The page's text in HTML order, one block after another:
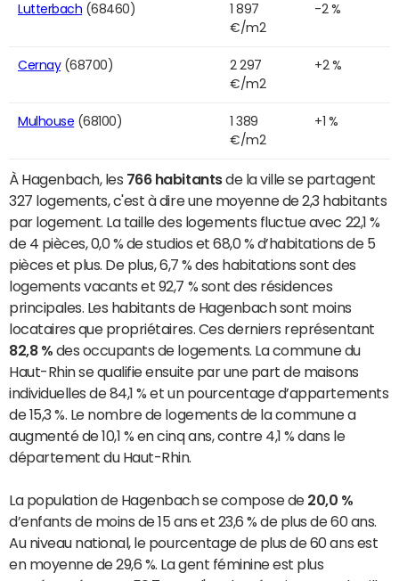
Lutterbach (68460)
1 897
€/m2
-2 %
Cernay(68700)
2 297
€/m2
+2 %
Mulhouse (68100)
1 389
€/m2
+1 %
À Hagenbach, les 766 habitantsde la ville se partagent
327 logements, c'est à dire une moyenne de 2,3 habitants
par logement. La taille des logements fluctue avec 22,1 %
de 4 pièces, 0,0 % de studios et 68,0 % d’habitations de 5
pièces et plus. De plus, 6,7 % des habitations sont des
logements vacants et 92,7 % sont des résidences
principales. Les habitants de Hagenbach sont moins
locataires que propriétaires. Ces derniers représentant
82,8 % des occupants de logements. La commune du
Haut-Rhin se qualifie ensuite par une part de maisons
individuelles de 84,1 % et un pourcentage d’appartements
de 15,3 %. Le nombre de logements de la commune a
augmenté de 10,1 % en cinq ans, contre 4,1 % dans le
département du Haut-Rhin.
La population de Hagenbach se compose de 20,0 %
d’enfants de moins de 15 ans et 23,6 % de plus de 60 ans.
Au niveau national, le pourcentage de plus de 60 ans est
en moyenne de 29,6 %. La gent féminine est plus